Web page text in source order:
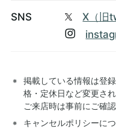
SNS
X（旧
掲載している情報は登
格・定休日など変更さ
ご来店時は事前にご確
キャンセルポリシーに